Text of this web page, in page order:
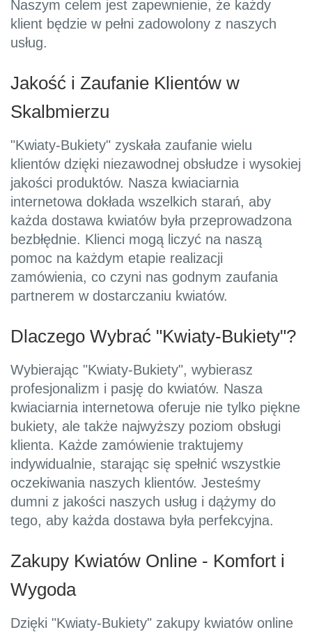
Naszym celem jest zapewnienie, że każdy
klient będzie w pełni zadowolony z naszych
usług.
Jakość i Zaufanie Klientów w
Skalbmierzu
"Kwiaty-Bukiety" zyskała zaufanie wielu
klientów dzięki niezawodnej obsłudze i wysokiej
jakości produktów. Nasza kwiaciarnia
internetowa dokłada wszelkich starań, aby
każda dostawa kwiatów była przeprowadzona
bezbłędnie. Klienci mogą liczyć na naszą
pomoc na każdym etapie realizacji
zamówienia, co czyni nas godnym zaufania
partnerem w dostarczaniu kwiatów.
Dlaczego Wybrać "Kwiaty-Bukiety"?
Wybierając "Kwiaty-Bukiety", wybierasz
profesjonalizm i pasję do kwiatów. Nasza
kwiaciarnia internetowa oferuje nie tylko piękne
bukiety, ale także najwyższy poziom obsługi
klienta. Każde zamówienie traktujemy
indywidualnie, starając się spełnić wszystkie
oczekiwania naszych klientów. Jesteśmy
dumni z jakości naszych usług i dążymy do
tego, aby każda dostawa była perfekcyjna.
Zakupy Kwiatów Online - Komfort i
Wygoda
Dzięki "Kwiaty-Bukiety" zakupy kwiatów online